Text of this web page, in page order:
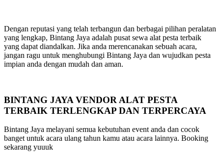
Dengan reputasi yang telah terbangun dan berbagai pilihan peralatan
yang lengkap, Bintang Jaya adalah pusat sewa alat pesta terbaik
yang dapat diandalkan. Jika anda merencanakan sebuah acara,
jangan ragu untuk menghubungi Bintang Jaya dan wujudkan pesta
impian anda dengan mudah dan aman.
BINTANG JAYA VENDOR ALAT PESTA
TERBAIK TERLENGKAP DAN TERPERCAYA
Bintang Jaya melayani semua kebutuhan event anda dan cocok
banget untuk acara ulang tahun kamu atau acara lainnya. Booking
sekarang yuuuk